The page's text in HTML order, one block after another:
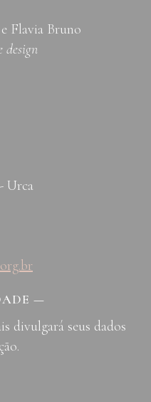
Flavia Bruno
design
Urca
—
divulgará seus dados